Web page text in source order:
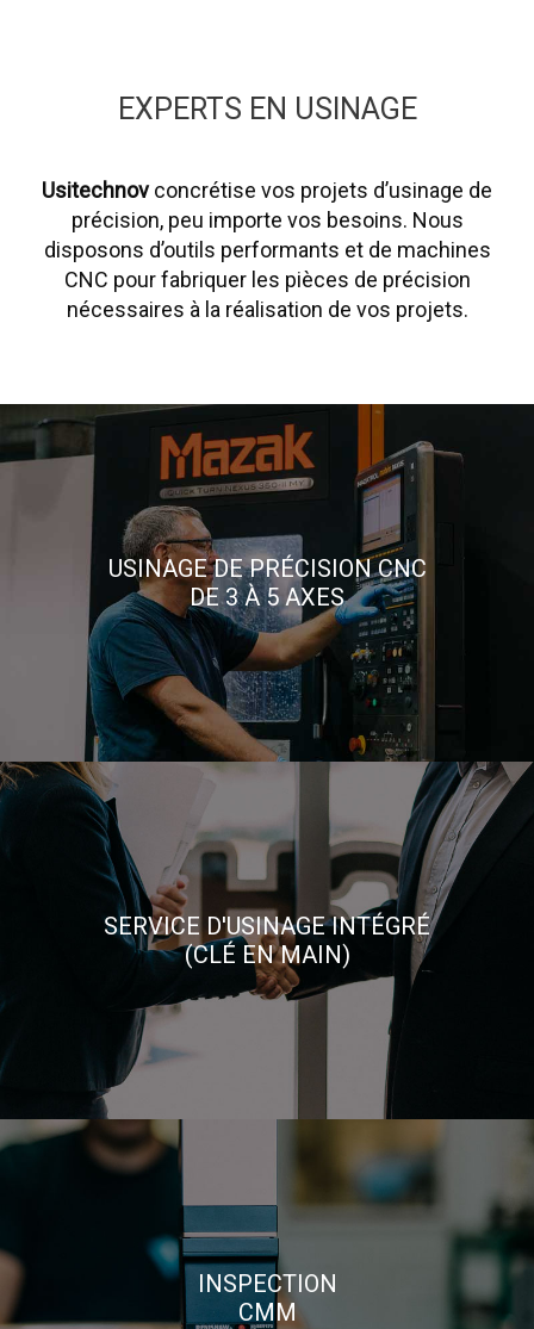
EXPERTS EN USINAGE
Usitechnovconcrétise vos projets d’usinage de
précision, peu importe vos besoins. Nous
disposons d’outils performants et de machines
CNC pour fabriquer les pièces de précision
nécessaires à la réalisation de vos projets.
USINAGE DE PRÉCISION CNC
DE 3 À 5 AXES
SERVICE D'USINAGE INTÉGRÉ
(CLÉ EN MAIN)
INSPECTION
CMM